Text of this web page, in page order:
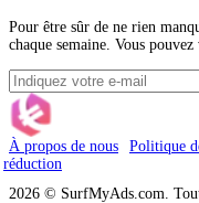
Pour être sûr de ne rien
chaque semaine. Vous
À propos de nous Politique
réduction
2026 © SurfMyAds.com.